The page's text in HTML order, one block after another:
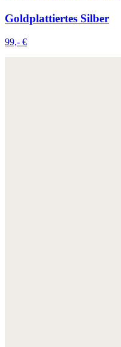
Goldplattiertes Silber
99,- €